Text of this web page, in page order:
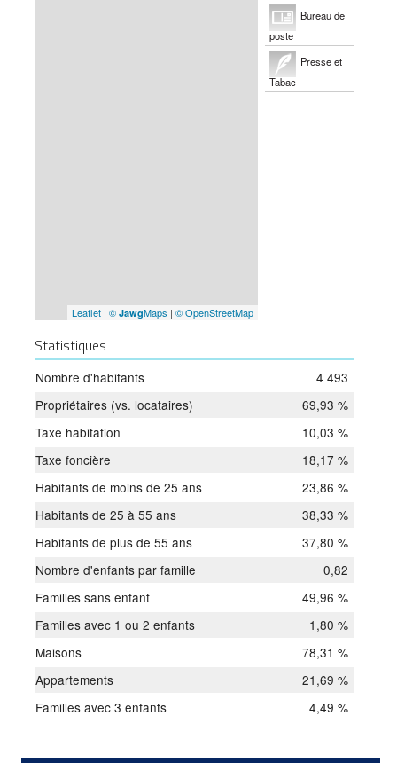
Leaflet| © JawgMaps | © OpenStreetMap
Bureau de
poste
Presse et
Tabac
Statistiques
Nombre d'habitants
4 493
Propriétaires (vs. locataires)
69,93 %
Taxe habitation
10,03 %
Taxe foncière
18,17 %
Habitants de moins de 25 ans
23,86 %
Habitants de 25 à 55 ans
38,33 %
Habitants de plus de 55 ans
37,80 %
Nombre d'enfants par famille
0,82
Familles sans enfant
49,96 %
Familles avec 1 ou 2 enfants
1,80 %
Maisons
78,31 %
Appartements
21,69 %
Familles avec 3 enfants
4,49 %